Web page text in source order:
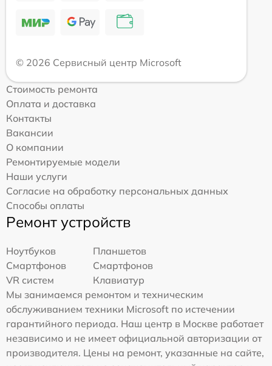
© 2026 Сервисный центр Microsoft
Стоимость ремонта
Оплата и доставка
Контакты
Вакансии
О компании
Ремонтируемые модели
Наши услуги
Согласие на обработку персональных данных
Способы оплаты
Ремонт устройств
Ноутбуков
Планшетов
Смартфонов
Смартфонов
VR систем
Клавиатур
Мы занимаемся ремонтом и техническим
обслуживанием техники Microsoft по истечении
гарантийного периода. Наш центр в Москве работает
независимо и не имеет официальной авторизации от
производителя. Цены на ремонт, указанные на сайте,